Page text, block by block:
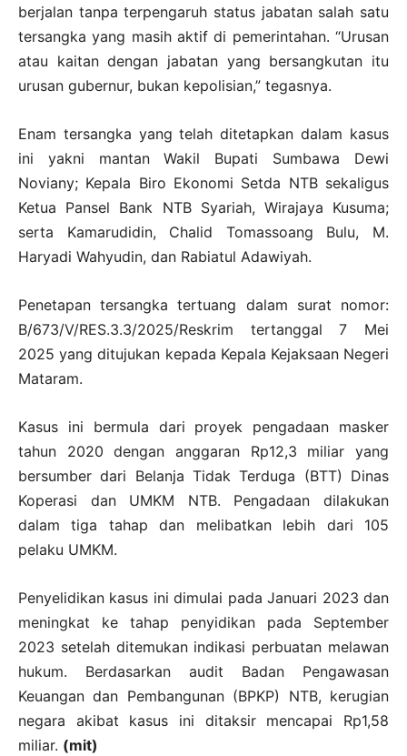
berjalan tanpa terpengaruh status jabatan salah satu
tersangka yang masih aktif di pemerintahan. “Urusan
atau kaitan dengan jabatan yang bersangkutan itu
urusan gubernur, bukan kepolisian,” tegasnya.
Enam tersangka yang telah ditetapkan dalam kasus
ini yakni mantan Wakil Bupati Sumbawa Dewi
Noviany; Kepala Biro Ekonomi Setda NTB sekaligus
Ketua Pansel Bank NTB Syariah, Wirajaya Kusuma;
serta Kamarudidin, Chalid Tomassoang Bulu, M.
Haryadi Wahyudin, dan Rabiatul Adawiyah.
Penetapan tersangka tertuang dalam surat nomor:
B/673/V/RES.3.3/2025/Reskrim tertanggal 7 Mei
2025 yang ditujukan kepada Kepala Kejaksaan Negeri
Mataram.
Kasus ini bermula dari proyek pengadaan masker
tahun 2020 dengan anggaran Rp12,3 miliar yang
bersumber dari Belanja Tidak Terduga (BTT) Dinas
Koperasi dan UMKM NTB. Pengadaan dilakukan
dalam tiga tahap dan melibatkan lebih dari 105
pelaku UMKM.
Penyelidikan kasus ini dimulai pada Januari 2023 dan
meningkat ke tahap penyidikan pada September
2023 setelah ditemukan indikasi perbuatan melawan
hukum. Berdasarkan audit Badan Pengawasan
Keuangan dan Pembangunan (BPKP) NTB, kerugian
negara akibat kasus ini ditaksir mencapai Rp1,58
miliar. (mit)